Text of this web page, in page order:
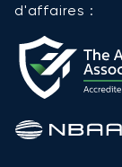
d'affaires :